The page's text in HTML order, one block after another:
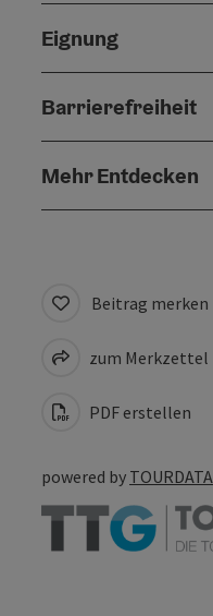
Eignung
Barrierefreiheit
Mehr Entdecken
Beitrag merken
zum Merkzettel
PDF erstellen
powered by TOURDATA